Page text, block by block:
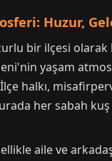
Huzur,
bir ilçesi
yaşam
halkı,
her sabah
aile ve